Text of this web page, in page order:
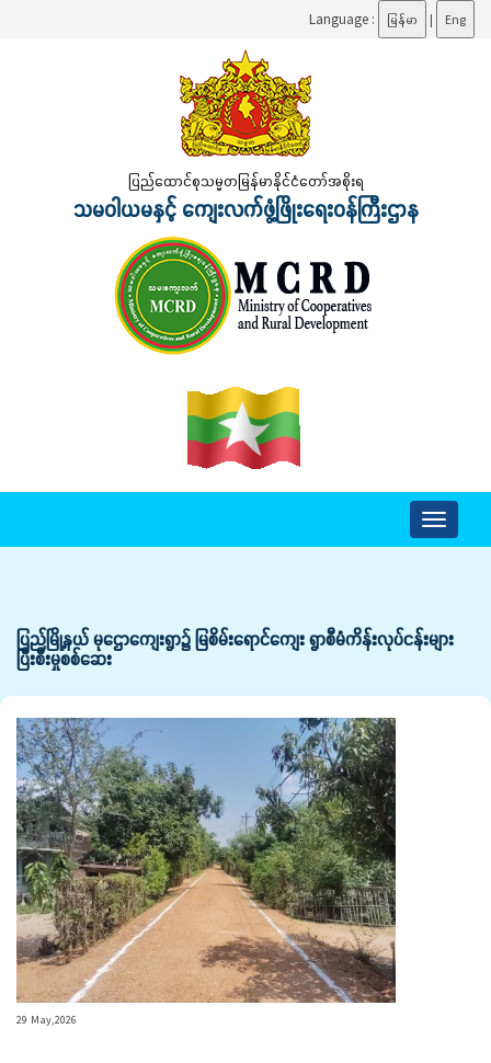
Language : မြန်မာ | Eng
ပြည်ထောင်စုသမ္မတမြန်မာနိုင်ငံတော်အစိုးရ
သမဝါယမနှင့် ကျေးလက်ဖွံ့ဖြိုးရေးဝန်ကြီးဌာန
Toggle
ပြည်မြို့နယ် မုဌောကျေးရွာ၌ မြစိမ်းရောင်ကျေး ရွာစီမံကိန်းလုပ်ငန်းများ
ပြီးစီးမှုစစ်ဆေး
29 May,2026